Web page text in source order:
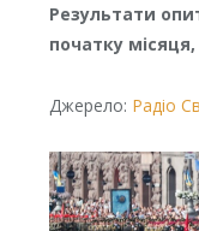
Результати
початку
Джерело: Радіо